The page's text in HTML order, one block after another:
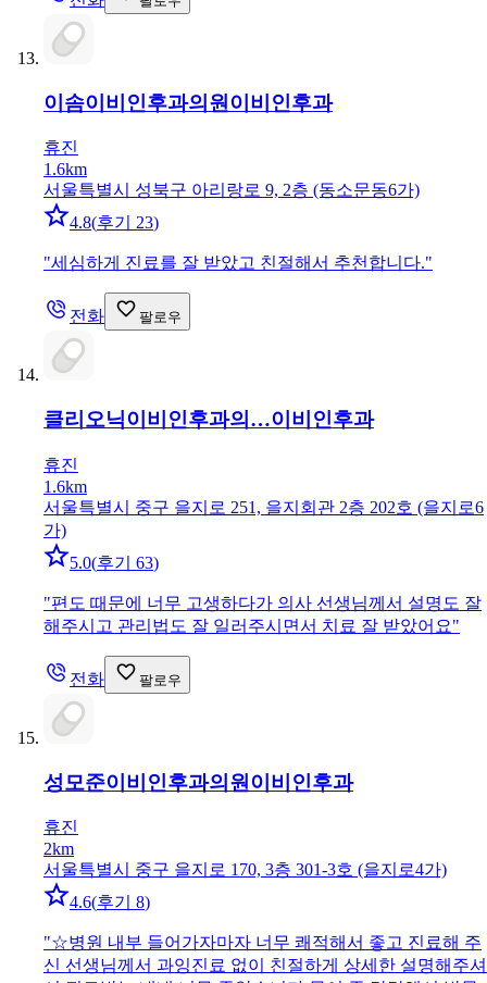
이솜이비인후과의원 이비인후과
휴진
1.6km
서울특별시 성북구 아리랑로 9, 2층 (동소문동6가)
4.8(후기 23)
"세심하게 진료를 잘 받았고 친절해서 추천합니다."
전화 팔로우
클리오닉이비인후과의…이비인후과
휴진
1.6km
서울특별시 중구 을지로 251, 을지회관 2층 202호 (을지로6
가)
5.0(후기 63)
"편도 때문에 너무 고생하다가 의사 선생님께서 설명도 잘
해주시고 관리법도 잘 일러주시면서 치료 잘 받았어요"
전화 팔로우
성모준이비인후과의원 이비인후과
휴진
2km
서울특별시 중구 을지로 170, 3층 301-3호 (을지로4가)
4.6(후기 8)
"☆병원 내부 들어가자마자 너무 쾌적해서 좋고 진료해 주
신 선생님께서 과잉진료 없이 친절하게 상세한 설명해주셔